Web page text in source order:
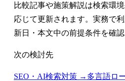
比較記事や施策解説は検索環
応じて更新されます。実務で
新日・本文中の前提条件を確認
次の検討先
SEO・AI検索対策 → 多言語ロ